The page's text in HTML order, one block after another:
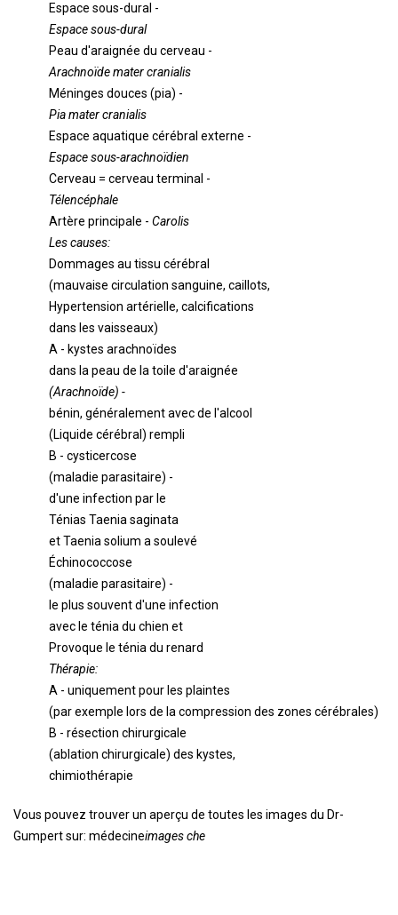
Espace sous-dural -
Espace sous-dural
Peau d'araignée du cerveau -
Arachnoïde mater cranialis
Méninges douces (pia) -
Pia mater cranialis
Espace aquatique cérébral externe -
Espace sous-arachnoïdien
Cerveau = cerveau terminal -
Télencéphale
Artère principale - Carolis
Les causes:
Dommages au tissu cérébral
(mauvaise circulation sanguine, caillots,
Hypertension artérielle, calcifications
dans les vaisseaux)
A - kystes arachnoïdes
dans la peau de la toile d'araignée
(Arachnoïde) -
bénin, généralement avec de l'alcool
(Liquide cérébral) rempli
B - cysticercose
(maladie parasitaire) -
d'une infection par le
Ténias Taenia saginata
et Taenia solium a soulevé
Échinococcose
(maladie parasitaire) -
le plus souvent d'une infection
avec le ténia du chien et
Provoque le ténia du renard
Thérapie:
A - uniquement pour les plaintes
(par exemple lors de la compression des zones cérébrales)
B - résection chirurgicale
(ablation chirurgicale) des kystes,
chimiothérapie
Vous pouvez trouver un aperçu de toutes les images du Dr-
Gumpert sur: médecineimages che